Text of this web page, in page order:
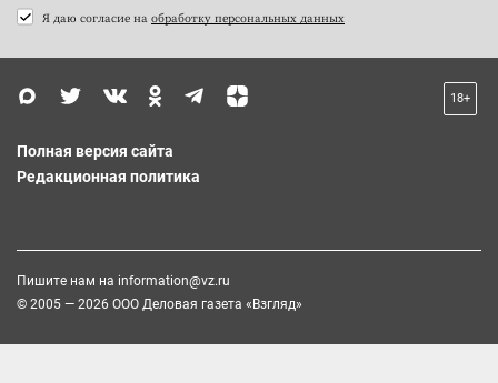
Я даю согласие на обработку персональных данных
18+
Полная версия сайта
Редакционная политика
Пишите нам на information@vz.ru
© 2005 — 2026 ООО Деловая газета «Взгляд»